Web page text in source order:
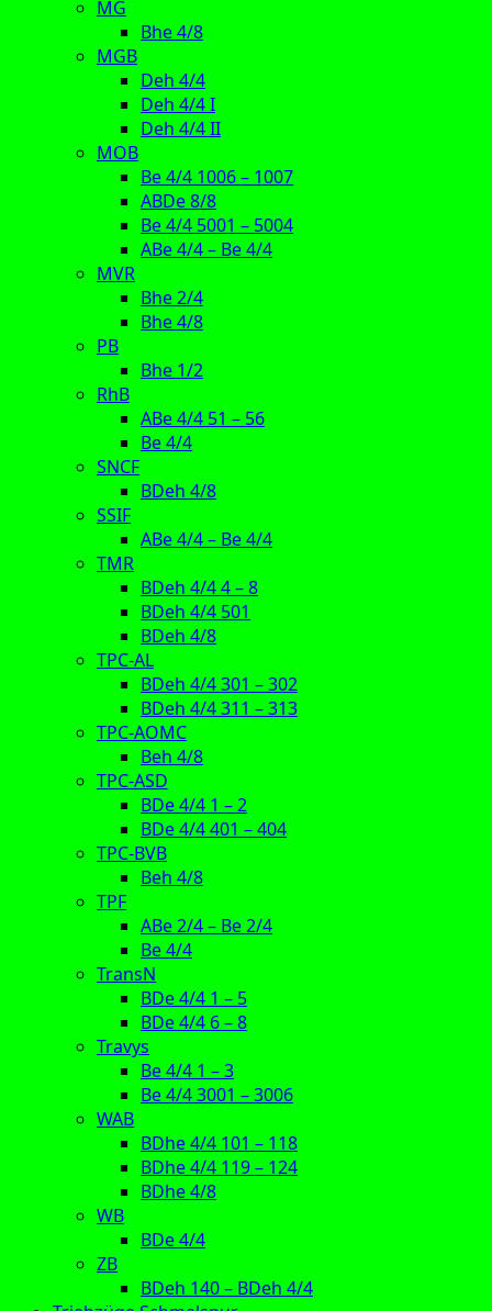
MG
Bhe 4/8
MGB
Deh 4/4
Deh 4/4 I
Deh 4/4 II
MOB
Be 4/4 1006 – 1007
ABDe 8/8
Be 4/4 5001 – 5004
ABe 4/4 – Be 4/4
MVR
Bhe 2/4
Bhe 4/8
PB
Bhe 1/2
RhB
ABe 4/4 51 – 56
Be 4/4
SNCF
BDeh 4/8
SSIF
ABe 4/4 – Be 4/4
TMR
BDeh 4/4 4 – 8
BDeh 4/4 501
BDeh 4/8
TPC-AL
BDeh 4/4 301 – 302
BDeh 4/4 311 – 313
TPC-AOMC
Beh 4/8
TPC-ASD
BDe 4/4 1 – 2
BDe 4/4 401 – 404
TPC-BVB
Beh 4/8
TPF
ABe 2/4 – Be 2/4
Be 4/4
TransN
BDe 4/4 1 – 5
BDe 4/4 6 – 8
Travys
Be 4/4 1 – 3
Be 4/4 3001 – 3006
WAB
BDhe 4/4 101 – 118
BDhe 4/4 119 – 124
BDhe 4/8
WB
BDe 4/4
ZB
BDeh 140 – BDeh 4/4